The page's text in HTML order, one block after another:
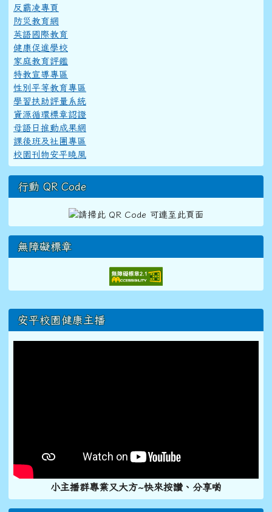
反霸凌專頁
防災教育網
英語國際教育
健康促進學校
家庭教育評鑑
特教宣導專區
性別平等教育專區
學習扶助評量系統
資源循環標章認證
母語日推動成果網
課後班及社團專區
校園刊物安平曉風
行動 QR Code
無障礙標章
右邊區域內容
安平校園健康主播
小主播群專業又大方~快來按讚、分享喲